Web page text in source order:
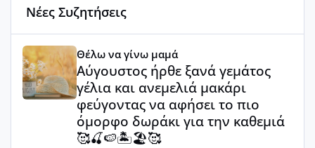
Νέες Συζητήσεις
Αύγουστος ήρθε ξανά γεμάτος γέλια και ανεμελιά
Θέλω να γίνω μαμά
Αύγουστος ήρθε ξανά γεμάτος
γέλια και ανεμελιά μακάρι
φεύγοντας να αφήσει το πιο
όμορφο δωράκι για την καθεμιά
🥰🍒🍉🏝️🏖️🥰